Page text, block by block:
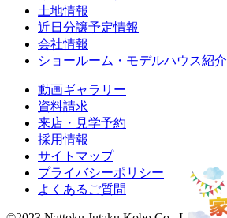
土地情報
近日分譲予定情報
会社情報
ショールーム・モデルハウス紹介
動画ギャラリー
資料請求
来店・見学予約
採用情報
サイトマップ
プライバシーポリシー
よくあるご質問